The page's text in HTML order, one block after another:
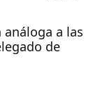
a las
de